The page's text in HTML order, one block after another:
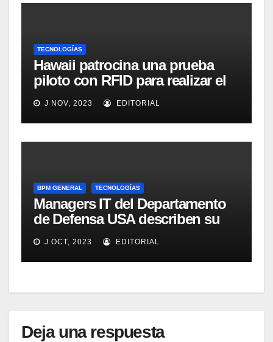
TECNOLOGÍAS
Hawaii patrocina una prueba
piloto con RFID para realizar el
seguimiento y control de
alimentos
J NOV, 2023 EDITORIAL
BPM GENERAL TECNOLOGÍAS
Managers IT del Departamento
de Defensa USA describen su
implementación SOA
J OCT, 2023 EDITORIAL
Deja una respuesta